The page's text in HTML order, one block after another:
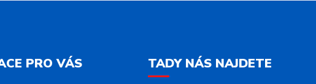
PRO VÁS TADY NÁS NAJDETE